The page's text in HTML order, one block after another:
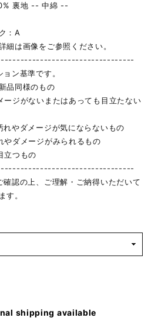
裏地 -- 中綿 --
：A
細は画像をご参照ください。
ン基準です。
品同様のもの
ージがないまたはあっても目立たない
れやダメージが気にならないもの
やダメージがみられるもの
立つもの
認の上、ご理解・ご納得いただいて
す。
shipping available